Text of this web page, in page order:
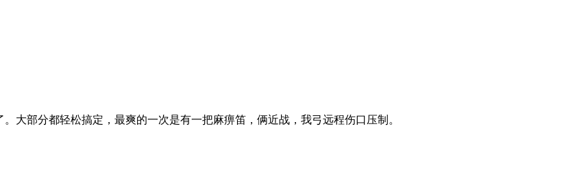
大部分都轻松搞定，最爽的一次是有一把麻痹笛，俩近战，我弓远程伤口压制。